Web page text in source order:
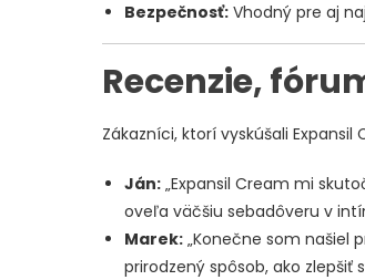
Bezpečnosť: Vhodný pre aj
Recenzie,
Zákazníci, ktorí vyskúšali
Ján: „Expansil Cream mi
oveľa väčšiu sebadôveru v
Marek: „Konečne som našiel
prirodzený spôsob, ako zlepšiť